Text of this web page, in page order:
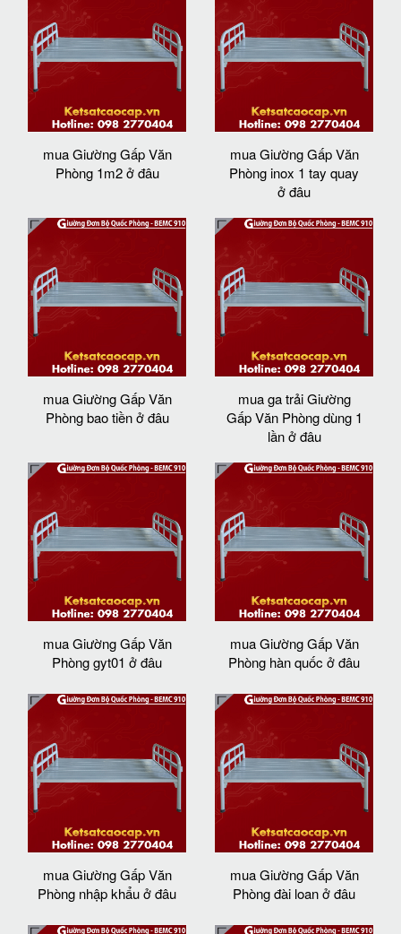
mua Giường Gấp Văn
Phòng 1m2 ở đâu
mua Giường Gấp Văn
Phòng inox 1 tay quay
ở đâu
mua Giường Gấp Văn
Phòng bao tiền ở đâu
mua ga trải Giường
Gấp Văn Phòng dùng 1
lần ở đâu
mua Giường Gấp Văn
Phòng gyt01 ở đâu
mua Giường Gấp Văn
Phòng hàn quốc ở đâu
mua Giường Gấp Văn
Phòng nhập khẩu ở đâu
mua Giường Gấp Văn
Phòng đài loan ở đâu